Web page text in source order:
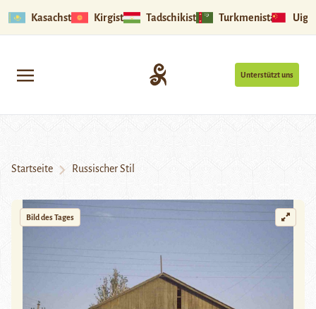
Kasachstan Kirgistan Tadschikistan Turkmenistan
Unterstützt uns
Startseite Russischer Stil
Bild des Tages